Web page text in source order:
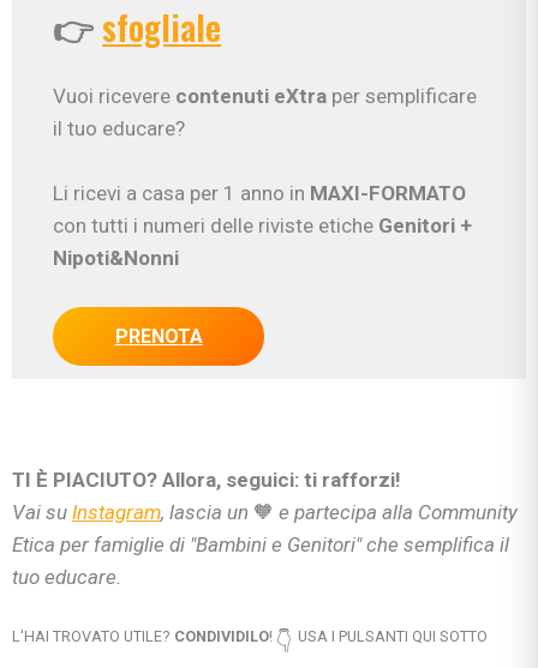
👉sfogliale
Vuoi ricevere contenuti eXtra per semplificare
il tuo educare?
Li ricevi a casa per 1 anno in MAXI-FORMATO
con tutti i numeri delle riviste etiche Genitori +
Nipoti&Nonni
PRENOTA
TI È PIACIUTO? Allora, seguici: ti rafforzi!
Vai su Instagram, lascia un 🧡 e partecipa alla Community
Etica per famiglie di "Bambini e Genitori" che semplifica il
tuo educare.
L'HAI TROVATO UTILE? CONDIVIDILO! 👇 USA I PULSANTI QUI SOTTO